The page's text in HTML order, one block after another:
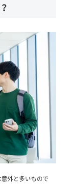
外と多いもので